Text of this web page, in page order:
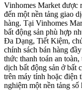
Vinhomes Market được
đến một nền tảng giao
hàng. Tại Vinhomes
bất động sản phù hợp
Đa Dạng, Tiết Kiệm,
chính sách bán hàng
thức thanh toán an
dịch bất động sản ở bất
trên máy tính hoặc điện
nghiệm một nền tảng số